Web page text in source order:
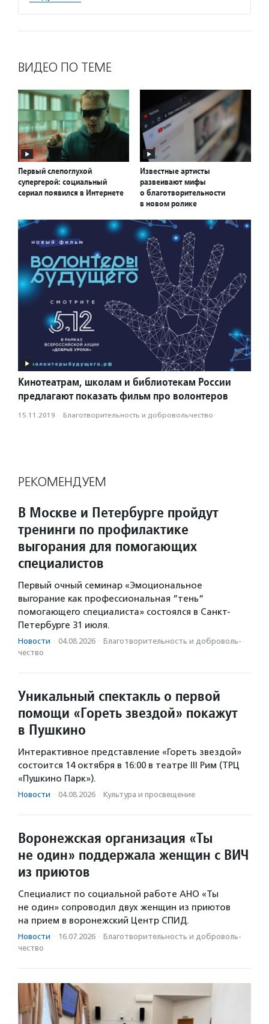
ВИДЕО ПО ТЕМЕ
Первый слепоглухой
супергерой: социальный
сериал появился в Интернете
Известные артисты
развеивают мифы
о благотворительности
в новом ролике
Кинотеатрам, школам и библиотекам России
предлагают показать фильм про волонтеров
15.11.2019 · Благотвори­тель­ность и доброволь­чест­во
РЕКОМЕНДУЕМ
В Москве и Петербурге пройдут
тренинги по профилактике
выгорания для помогающих
специалистов
Первый очный семинар «Эмоциональное
выгорание как профессиональная “тень“
помогающего специалиста» состоялся в Санкт-
Петербурге 31 июля.
Новости · 04.08.2026 · Благотвори­тель­ность и доброволь­
чест­во
Уникальный спектакль о первой
помощи «Гореть звездой» покажут
в Пушкино
Интерактивное представление «Гореть звездой»
состоится 14 октября в 16:00 в театре III Рим (ТРЦ
«Пушкино Парк»).
Новости · 04.08.2026 · Культура и просвещение
Воронежская организация «Ты
не один» поддержала женщин с ВИЧ
из приютов
Специалист по социальной работе АНО «Ты
не один» сопроводил двух женщин из приютов
на прием в воронежский Центр СПИД.
Новости · 16.07.2026 · Благотвори­тель­ность и доброволь­
чест­во